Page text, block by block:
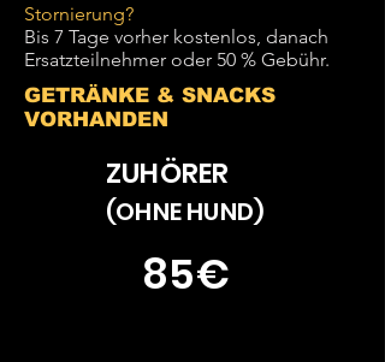
Stornierung?
Bis 7 Tage vorher kostenlos, danach
Ersatzteilnehmer oder 50 % Gebühr.
GETRÄNKE & SNACKS
VORHANDEN
ZUHÖRER
(OHNE HUND)
85€